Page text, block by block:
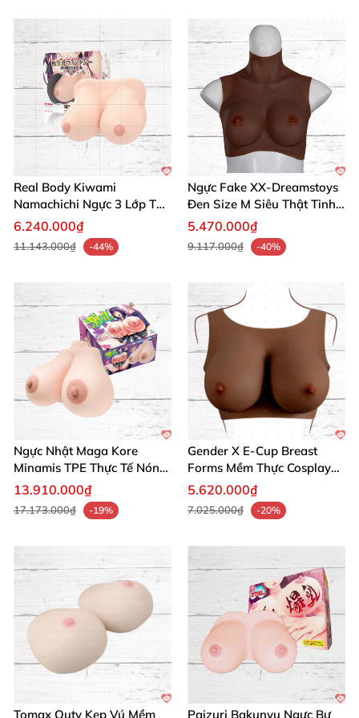
Real Body Kiwami
Namachichi Ngực 3 Lớp TPE
Siêu Thực
6.240.000₫
11.143.000₫ -44%
Ngực Fake XX-Dreamstoys
Đen Size M Siêu Thật Tinh
Xảo
5.470.000₫
9.117.000₫ -40%
Ngực Nhật Maga Kore
Minamis TPE Thực Tế Nóng
Bỏng
13.910.000₫
17.173.000₫ -19%
Gender X E-Cup Breast
Forms Mềm Thực Cosplay
Khẳng Định
5.620.000₫
7.025.000₫ -20%
Tomax Quty Kẹp Vú Mềm Paizuri Bakunyu Ngực Bự